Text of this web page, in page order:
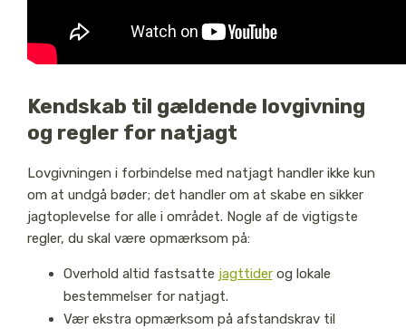
Kendskab til gældende lovgivning
og regler for natjagt
Lovgivningen i forbindelse med natjagt handler ikke kun
om at undgå bøder; det handler om at skabe en sikker
jagtoplevelse for alle i området. Nogle af de vigtigste
regler, du skal være opmærksom på:
Overhold altid fastsatte jagttiderog lokale
bestemmelser for natjagt.
Vær ekstra opmærksom på afstandskrav til